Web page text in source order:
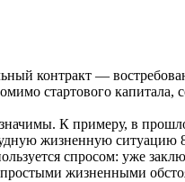
контракт —
стартового
К примеру, в
жизненную ситуацию
спросом: уже
жизненными